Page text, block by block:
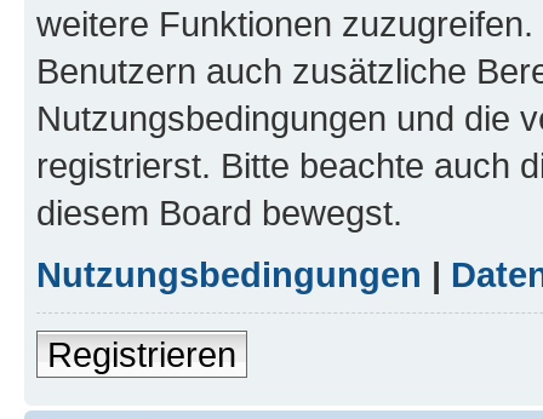
weitere Funktionen
Benutzern auch zusätzliche
Nutzungsbedingungen und die
registrierst. Bitte beachte auch
diesem Board bewegst.
Nutzungsbedingungen |
Registrieren